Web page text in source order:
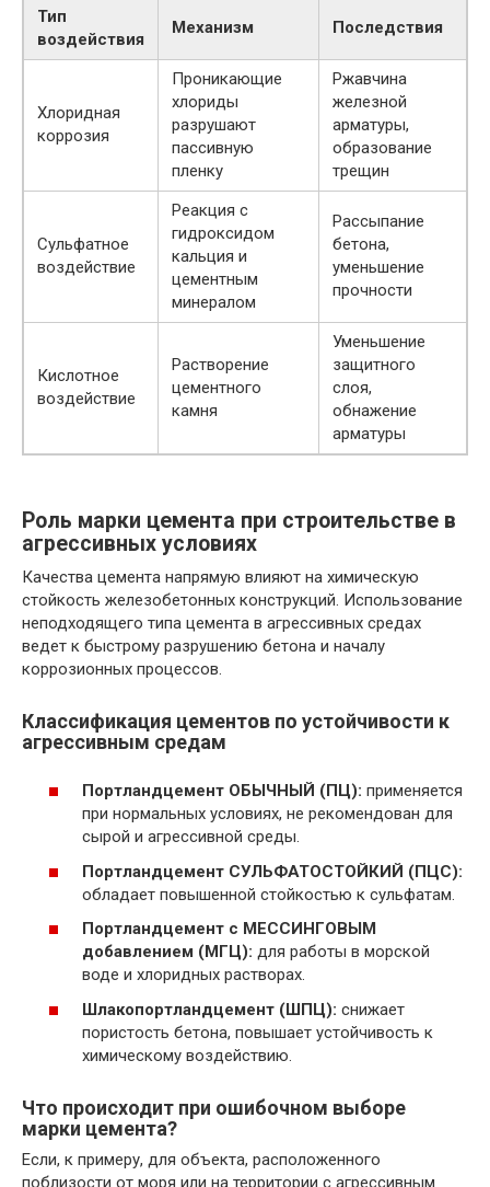
Тип
воздействия
Механизм Последствия
Хлоридная
коррозия
Проникающие
хлориды
разрушают
пассивную
пленку
Ржавчина
железной
арматуры,
образование
трещин
Сульфатное
воздействие
Реакция с
гидроксидом
кальция и
цементным
минералом
Рассыпание
бетона,
уменьшение
прочности
Кислотное
воздействие
Растворение
цементного
камня
Уменьшение
защитного
слоя,
обнажение
арматуры
Роль марки цемента при строительстве в
агрессивных условиях
Качества цемента напрямую влияют на химическую
стойкость железобетонных конструкций. Использование
неподходящего типа цемента в агрессивных средах
ведет к быстрому разрушению бетона и началу
коррозионных процессов.
Классификация цементов по устойчивости к
агрессивным средам
Портландцемент ОБЫЧНЫЙ (ПЦ): применяется
при нормальных условиях, не рекомендован для
сырой и агрессивной среды.
Портландцемент СУЛЬФАТОСТОЙКИЙ (ПЦС):
обладает повышенной стойкостью к сульфатам.
Портландцемент с МЕССИНГОВЫМ
добавлением (МГЦ): для работы в морской
воде и хлоридных растворах.
Шлакопортландцемент (ШПЦ): снижает
пористость бетона, повышает устойчивость к
химическому воздействию.
Что происходит при ошибочном выборе
марки цемента?
Если, к примеру, для объекта, расположенного
поблизости от моря или на территории с агрессивным